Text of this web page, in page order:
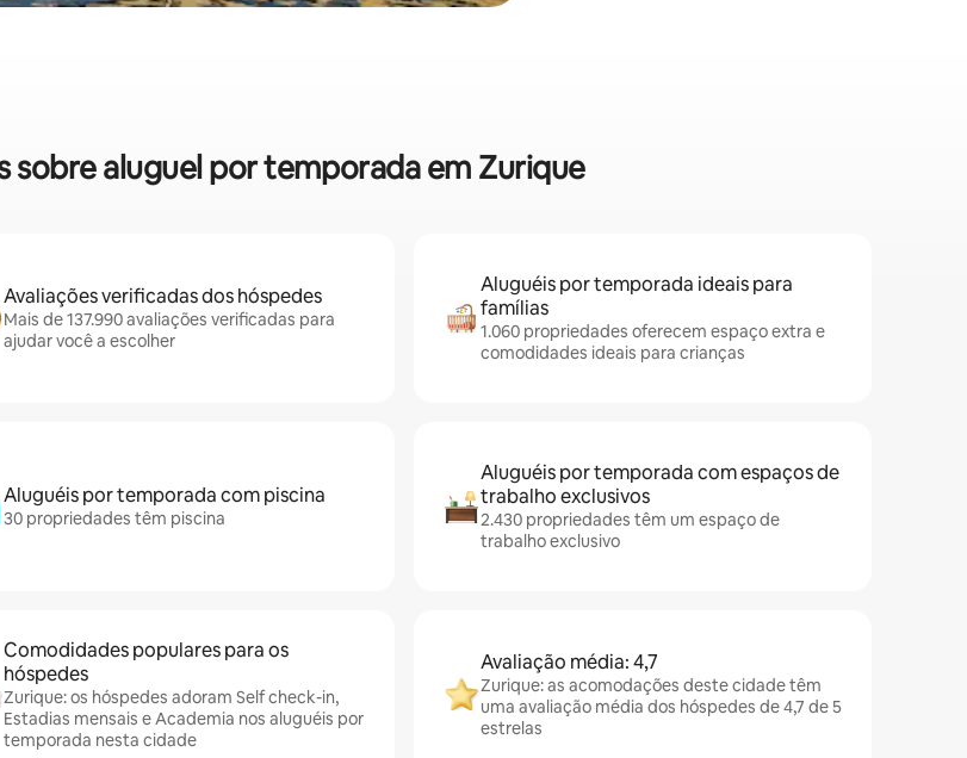
sobre aluguel por temporada em Zurique
Avaliações verificadas dos hóspedes
Mais de 137.990 avaliações verificadas para
ajudar você a escolher
Aluguéis por temporada ideais para
famílias
1.060 propriedades oferecem espaço extra e
comodidades ideais para crianças
Aluguéis por temporada com piscina
30 propriedades têm piscina
Aluguéis por temporada com espaços de
trabalho exclusivos
2.430 propriedades têm um espaço de
trabalho exclusivo
Comodidades populares para os
hóspedes
Zurique: os hóspedes adoram Self check-in,
Estadias mensais e Academia nos aluguéis por
temporada nesta cidade
Avaliação média: 4,7
Zurique: as acomodações deste cidade têm
uma avaliação média dos hóspedes de 4,7 de 5
estrelas